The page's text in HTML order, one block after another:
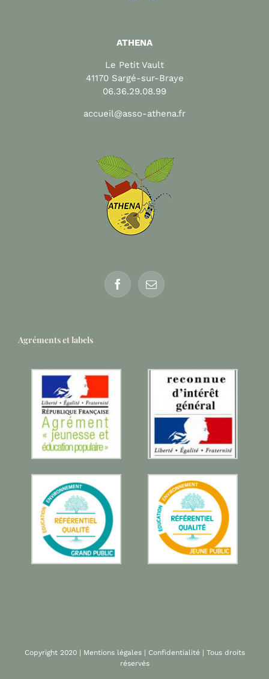
ATHENA
Le Petit Vault
41170 Sargé-sur-Braye
06.36.29.08.99
accueil@asso-athena.fr
Agréments et labels
Copyright 2020 | Mentions légales| Confidentialité| Tous droits
réservés